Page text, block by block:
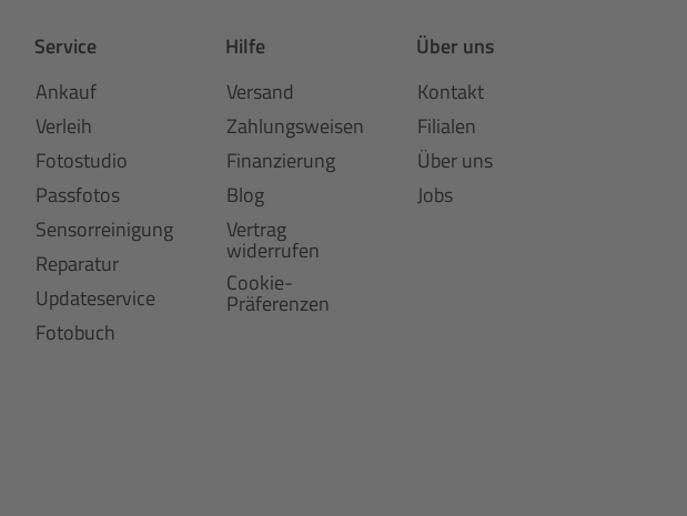
Service
Ankauf
Verleih
Fotostudio
Passfotos
Sensorreinigung
Reparatur
Updateservice
Fotobuch
Hilfe
Versand
Zahlungsweisen
Finanzierung
Blog
Vertrag
widerrufen
Cookie-
Präferenzen
Über uns
Kontakt
Filialen
Über uns
Jobs